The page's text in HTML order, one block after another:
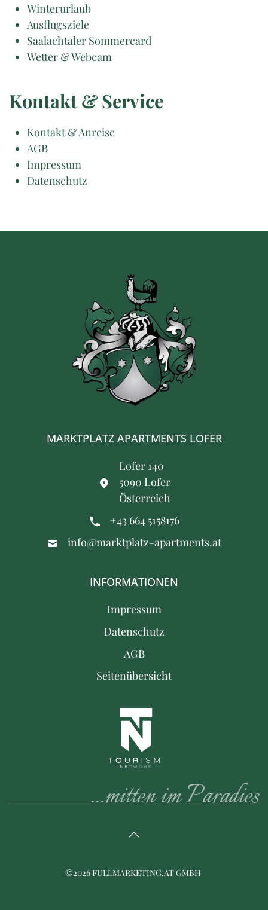
Winterurlaub
Ausflugsziele
Saalachtaler Sommercard
Wetter & Webcam
Kontakt & Service
Kontakt & Anreise
AGB
Impressum
Datenschutz
MARKTPLATZ APARTMENTS LOFER
Lofer 140
5090 Lofer
Österreich
+43 664 5158176
info@marktplatz-apartments.at
INFORMATIONEN
Impressum
Datenschutz
AGB
Seitenübersicht
...mitten im Paradies
©2026FULLMARKETING.AT GMBH